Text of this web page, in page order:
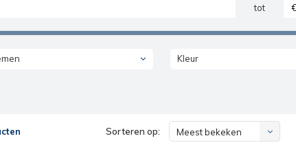
tot
Kleur
Sorteren op: Meest bekeken